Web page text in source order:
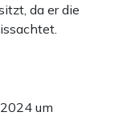
da er die
um